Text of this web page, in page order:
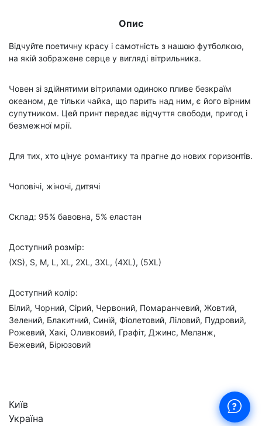
Опис
Відчуйте поетичну красу і самотність з нашою футболкою,
на якій зображене серце у вигляді вітрильника.
Човен зі здійнятими вітрилами одиноко пливе безкраїм
океаном, де тільки чайка, що парить над ним, є його вірним
супутником. Цей принт передає відчуття свободи, пригод і
безмежної мрії.
Для тих, хто цінує романтику та прагне до нових горизонтів.
Чоловічі, жіночі, дитячі
Склад: 95% бавовна, 5% еластан
Доступний розмір:
(XS), S, M, L, XL, 2XL, 3XL, (4XL), (5XL)
Доступний колір:
Білий, Чорний, Сірий, Червоний, Помаранчевий, Жовтий,
Зелений, Блакитний, Синій, Фіолетовий, Ліловий, Пудровий,
Рожевий, Хакі, Оливковий, Графіт, Джинс, Меланж,
Бежевий, Бірюзовий
Київ
Україна